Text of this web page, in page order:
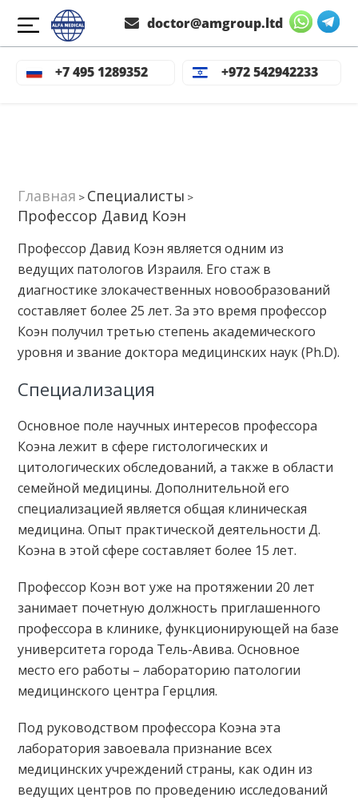
+7 495 1289352 +972 542942233
doctor@amgroup.ltd
Главная > Специалисты >
Профессор Давид Коэн
Профессор Давид Коэн является одним из
ведущих патологов Израиля. Его стаж в
диагностике злокачественных новообразований
составляет более 25 лет. За это время профессор
Коэн получил третью степень академического
уровня и звание доктора медицинских наук (Ph.D).
Специализация
Основное поле научных интересов профессора
Коэна лежит в сфере гистологических и
цитологических обследований, а также в области
семейной медицины. Дополнительной его
специализацией является общая клиническая
медицина. Опыт практической деятельности Д.
Коэна в этой сфере составляет более 15 лет.
Профессор Коэн вот уже на протяжении 20 лет
занимает почетную должность приглашенного
профессора в клинике, функционирующей на базе
университета города Тель-Авива. Основное
место его работы – лабораторию патологии
медицинского центра Герцлия.
Под руководством профессора Коэна эта
лаборатория завоевала признание всех
медицинских учреждений страны, как один из
ведущих центров по проведению исследований